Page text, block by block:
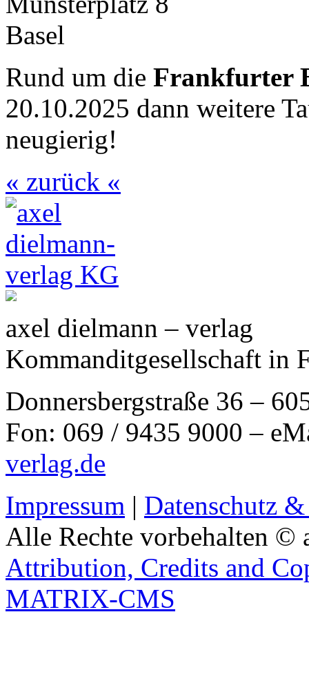
Basel
Rund um die Frankfurter
20.10.2025 dann weitere
neugierig!
« zurück «
axel dielmann – verlag
Kommanditgesellschaft in
Donnersbergstraße 36 –
Fon: 069 / 9435 9000 –
verlag.de
Impressum | Datenschutz
Alle Rechte vorbehalten ©
Attribution, Credits and
MATRIX-CMS